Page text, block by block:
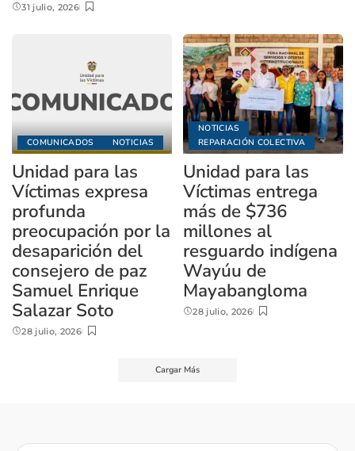
31 julio, 2026
COMUNICADOS NOTICIAS
Unidad para las
Víctimas expresa
profunda
preocupación por la
desaparición del
consejero de paz
Samuel Enrique
Salazar Soto
28 julio, 2026
NOTICIAS
REPARACIÓN COLECTIVA
Unidad para las
Víctimas entrega
más de $736
millones al
resguardo indígena
Wayúu de
Mayabangloma
28 julio, 2026
Cargar Más